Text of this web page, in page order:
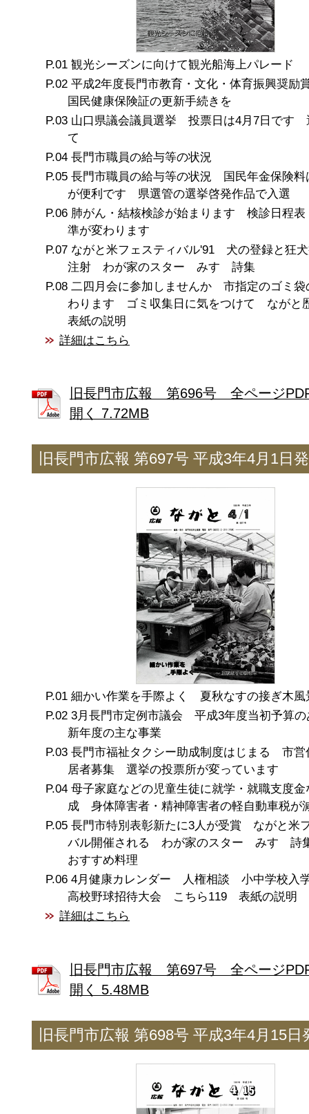
観光シーズンに向けて観光船海上パレード
平成2年度長門市教育・文化・体育振興奨
国民健康保険証の更新手続きを
山口県議会議員選挙 投票日は4月7日です
て
長門市職員の給与等の状況
長門市職員の給与等の状況 国民年金保険料
が便利です 県選管の選挙啓発作品で入選
肺がん・結核検診が始まります 検診日程
準が変わります
ながと米フェスティバル'91 犬の登録と狂
注射 わが家のスター みすゞ詩集
二四月会に参加しませんか 市指定のゴミ袋
わります ゴミ収集日に気をつけて なが
表紙の説明
詳細はこちら
旧長門市広報 第696号 全ページ
開く 7.72MB
旧長門市広報 第697号 平成3年4月1日
細かい作業を手際よく 夏秋なすの接ぎ木風
3月長門市定例市議会 平成3年度当初予算
新年度の主な事業
長門市福祉タクシー助成制度はじまる 市営
居者募集 選挙の投票所が変っています
母子家庭などの児童生徒に就学・就職支度金
成 身体障害者・精神障害者の軽自動車税が
長門市特別表彰新たに3人が受賞 ながと米
バル開催される わが家のスター みすゞ詩
おすすめ料理
4月健康カレンダー 人権相談 小中学校
高校野球招待大会 こちら119 表紙の説明
詳細はこちら
旧長門市広報 第697号 全ページ
開く 5.48MB
旧長門市広報 第698号 平成3年4月15日